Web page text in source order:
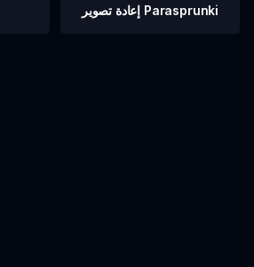
إعادة تصوير Parasprunki